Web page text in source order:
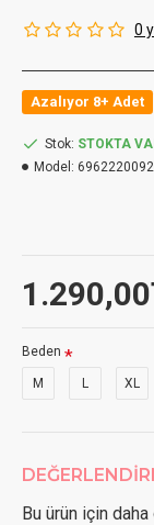
0
Azalıyor 8+ Adet
Stok: STOKTA
Model: 6962220092
Beden
M L XL
Bu ürün için daha